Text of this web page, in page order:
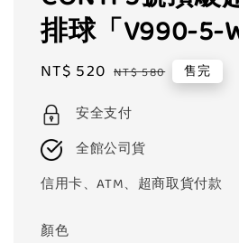
排球「V990-5-
Sale
NT$ 520 Regular
NT$ 580 售完
安全支付
全館公司貨
信用卡、ATM、超商取貨付款
顏色